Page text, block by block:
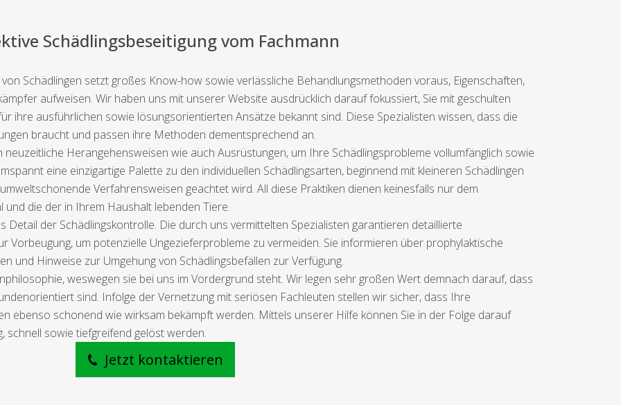
Schädlingsbeseitigung vom Fachmann
Schädlingen setzt großes Know-how sowie verlässliche Behandlungsmethoden voraus, Eigenschaften,
aufweisen. Wir haben uns mit unserer Website ausdrücklich darauf fokussiert, Sie mit geschulten
ihre ausführlichen sowie lösungsorientierten Ansätze bekannt sind. Diese Spezialisten wissen, dass die
braucht und passen ihre Methoden dementsprechend an.
Herangehensweisen wie auch Ausrüstungen, um Ihre Schädlingsprobleme vollumfänglich sowie
eine einzigartige Palette zu den individuellen Schädlingsarten, beginnend mit kleineren Schädlingen
Verfahrensweisen geachtet wird. All diese Praktiken dienen keinesfalls nur dem
die der in Ihrem Haushalt lebenden Tiere.
Detail der Schädlingskontrolle. Die durch uns vermittelten Spezialisten garantieren detaillierte
Vorbeugung, um potenzielle Ungezieferprobleme zu vermeiden. Sie informieren über prophylaktische
und Hinweise zur Umgehung von Schädlingsbefällen zur Verfügung.
weswegen sie bei uns im Vordergrund steht. Wir legen sehr großen Wert demnach darauf, dass
sind. Infolge der Vernetzung mit seriösen Fachleuten stellen wir sicher, dass Ihre
ebenso schonend wie wirksam bekämpft werden. Mittels unserer Hilfe können Sie in der Folge darauf
schnell sowie tiefgreifend gelöst werden.
Jetzt kontaktieren